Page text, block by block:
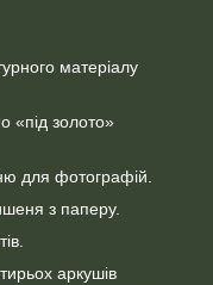
матеріалу
«під золото»
для фотографій.
з паперу.
аркушів